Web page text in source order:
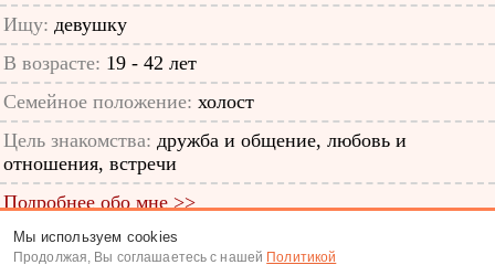
Ищу: девушку
В возрасте: 19 - 42 лет
Семейное положение: холост
Цель знакомства: дружба и общение, любовь и
отношения, встречи
Подробнее обо мне >>
ID анкеты: 64872629
Мы используем cookies
Продолжая, Вы соглашаетесь с нашей Политикой